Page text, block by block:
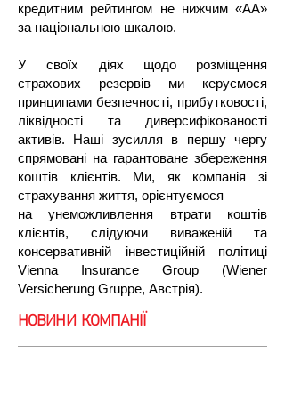
кредитним рейтингом не нижчим «АА»
за національною шкалою.
У своїх діях щодо розміщення
страхових резервів ми керуємося
принципами безпечності, прибутковості,
ліквідності та диверсифікованості
активів. Наші зусилля в першу чергу
спрямовані на гарантоване збереження
коштів клієнтів. Ми, як компанія зі
страхування життя, орієнтуємося
на унеможливлення втрати коштів
клієнтів, слідуючи виваженій та
консервативній інвестиційній політиці
Vienna Insurance Group (Wiener
Versicherung Gruppe, Австрія).
НОВИНИ КОМПАНІЇ